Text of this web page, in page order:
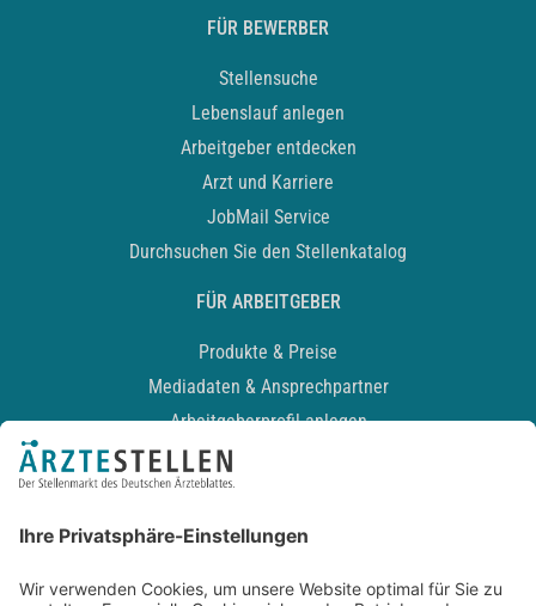
FÜR BEWERBER
Stellensuche
Lebenslauf anlegen
Arbeitgeber entdecken
Arzt und Karriere
JobMail Service
Durchsuchen Sie den Stellenkatalog
FÜR ARBEITGEBER
Produkte & Preise
Mediadaten & Ansprechpartner
Arbeitgeberprofil anlegen
Recruiting-Podcast
Kontakt